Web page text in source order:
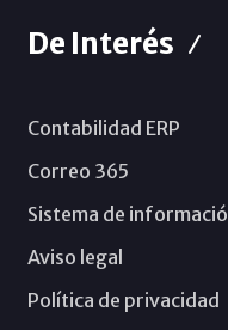
De Interés
Contabilidad ERP
Correo 365
Sistema de
Aviso legal
Política de privacidad